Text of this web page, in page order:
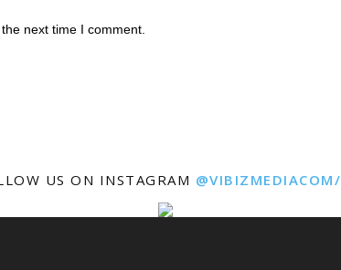
next time I comment.
US ON INSTAGRAM @VIBIZMEDIACOM/